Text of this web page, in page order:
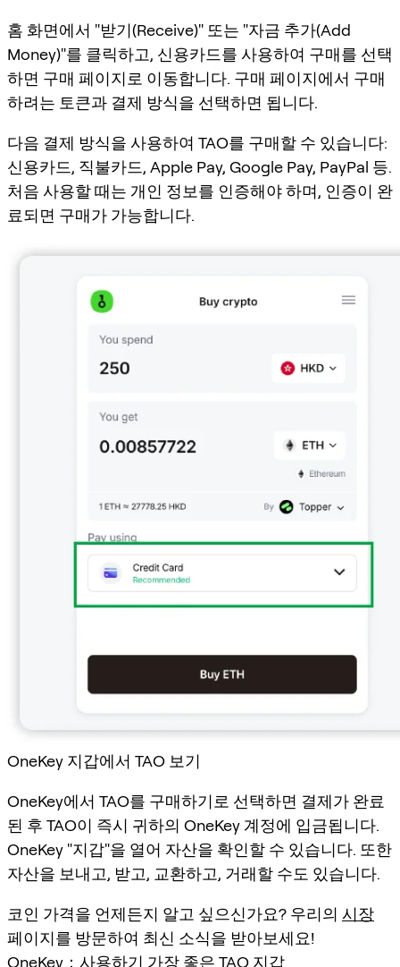
홈 화면에서 "받기(Receive)" 또는 "자금 추가(Add
Money)"를 클릭하고, 신용카드를 사용하여 구매를 선택
하면 구매 페이지로 이동합니다. 구매 페이지에서 구매
하려는 토큰과 결제 방식을 선택하면 됩니다.
다음 결제 방식을 사용하여 TAO를 구매할 수 있습니다:
신용카드, 직불카드, Apple Pay, Google Pay, PayPal 등.
처음 사용할 때는 개인 정보를 인증해야 하며, 인증이 완
료되면 구매가 가능합니다.
OneKey 지갑에서 TAO 보기
OneKey에서 TAO를 구매하기로 선택하면 결제가 완료
된 후 TAO이 즉시 귀하의 OneKey 계정에 입금됩니다.
OneKey "지갑"을 열어 자산을 확인할 수 있습니다. 또한
자산을 보내고, 받고, 교환하고, 거래할 수도 있습니다.
코인 가격을 언제든지 알고 싶으신가요? 우리의 시장
페이지를 방문하여 최신 소식을 받아보세요!
OneKey：사용하기 가장 좋은 TAO 지갑